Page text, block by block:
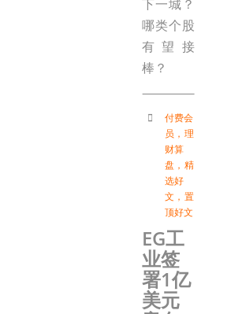
下一城？
哪类个股
有望接
棒？
付费会
员 ， 理
财算
盘 ， 精
选好
文 ， 置
顶好文
EG工
业签
署1亿
美元